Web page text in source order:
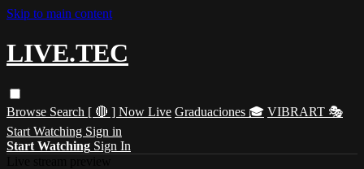
Skip to main content
LIVE.TEC
Browse Search [ 🔴 ] Now Live Graduaciones 🎓 VIBRART 🎭
Start Watching Sign in
Start Watching Sign In